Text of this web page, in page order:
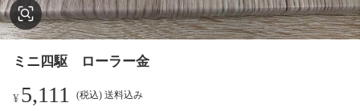
ミニ四駆 ローラー金
¥5,111 (税込) 送料込み